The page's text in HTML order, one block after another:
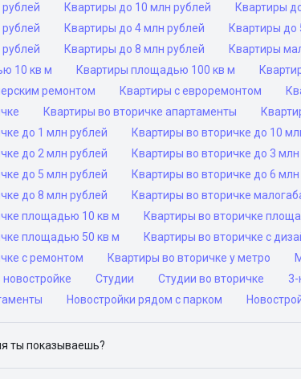
Квартиры до 10 млн рублей Квартиры
Квартиры до 4 млн рублей Квартиры до
Квартиры до 8 млн рублей Квартиры
10 кв м
Квартиры площадью 100 кв м
ремонтом
Квартиры с евроремонтом
Квартиры во вторичке апартаменты
до 1 млн рублей
Квартиры во вторичке до 10
до 2 млн рублей
Квартиры во вторичке до 3
до 5 млн рублей
Квартиры во вторичке до 6
до 8 млн рублей
Квартиры во вторичке
площадью 10 кв м
Квартиры во вторичке
площадью 50 кв м
Квартиры во вторичке с
с ремонтом
Квартиры во вторичке у метро
Студии Студии во вторичке 3-
Новостройки рядом с парком
ты показываешь?